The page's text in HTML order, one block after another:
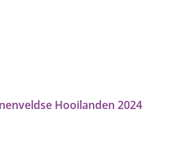
Hooilanden 2024